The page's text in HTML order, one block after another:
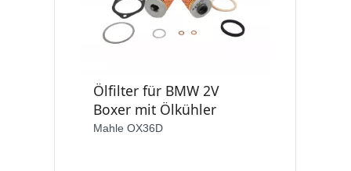
Ölfilter für BMW 2V
Boxer mit Ölkühler
Mahle OX36D